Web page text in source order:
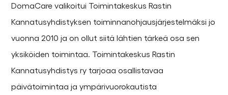
DomaCare valikoitui Toimintakeskus Rastin
Kannatusyhdistyksen toiminnanohjausjärjestelmäksi jo
vuonna 2010 ja on ollut siitä lähtien tärkeä osa sen
yksiköiden toimintaa. Toimintakeskus Rastin
Kannatusyhdistys ry tarjoaa osallistavaa
päivätoimintaa ja ympärivuorokautista